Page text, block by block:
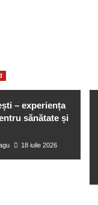
– experiența
sănătate și
18 iulie 2026